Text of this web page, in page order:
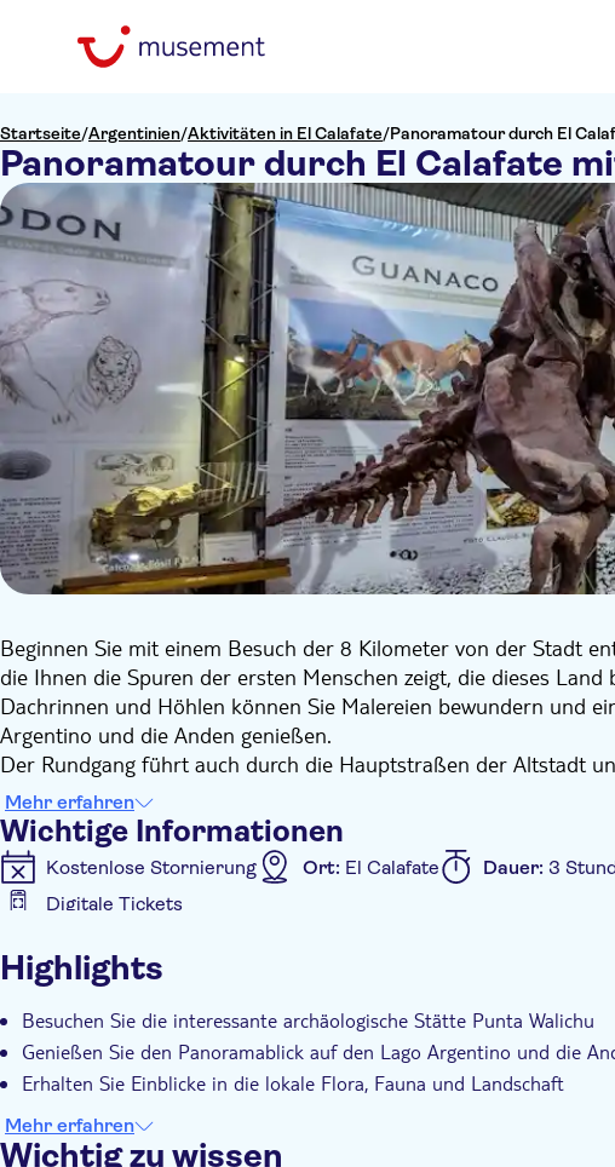
Startseite/Argentinien/Aktivitäten in El Calafate/Panoramatour durch El
Panoramatour durch El Calafate
Beginnen Sie mit einem Besuch der 8 Kilometer von der Stadt
die Ihnen die Spuren der ersten Menschen zeigt, die dieses
Dachrinnen und Höhlen können Sie Malereien bewundern und
Argentino und die Anden genießen.
Der Rundgang führt auch durch die Hauptstraßen der Altstadt
aktuellen Gebäude des Bürgerzentrums. Der Reiseführer zeigt
Details dieses Dorfes.
Besuchen Sie den Küstenwanderweg und die Redonda Bay, nur
entfernt, wo Sie die artenreiche Vogelwelt beobachten können.
Mehr erfahren
Wichtige Informationen
Kostenlose Stornierung Ort: El Calafate Dauer: 3
Digitale Tickets
Sofortbestätigung
Standardgruppe
Abholservice vom Hotel Inklusive
Highlights
Besuchen Sie die interessante archäologische Stätte Punta Walichu
Genießen Sie den Panoramablick auf den Lago Argentino und die
Erhalten Sie Einblicke in die lokale Flora, Fauna und Landschaft
Mehr erfahren
Wichtig zu wissen